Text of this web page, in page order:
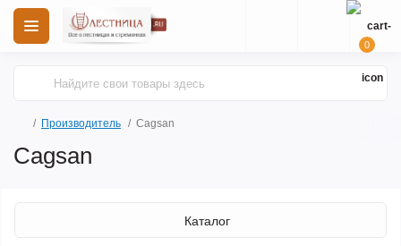
0
Производитель Cagsan
Cagsan
Каталог